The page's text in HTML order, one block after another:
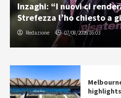
Inzaghi: “I nuovi ci
Strefezza l’ho chiesto a
Redazione 07/08/2026 16:03
highlights